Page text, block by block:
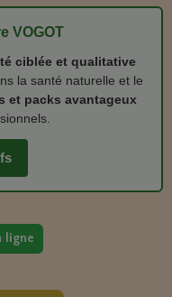
VOGOT
ciblée et qualitative
la santé naturelle et le
et packs avantageux
ligne